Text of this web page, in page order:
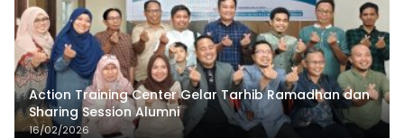
Action Training Center Gelar Tarhib Ramadhan dan
Sharing Session Alumni
16/02/2026